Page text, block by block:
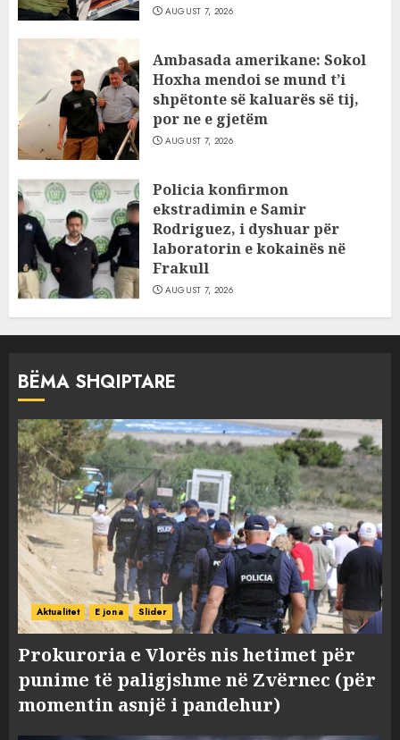
AUGUST 7, 2026
Ambasada amerikane: Sokol
Hoxha mendoi se mund t’i
shpëtonte së kaluarës së tij,
por ne e gjetëm
AUGUST 7, 2026
Policia konfirmon
ekstradimin e Samir
Rodriguez, i dyshuar për
laboratorin e kokainës në
Frakull
AUGUST 7, 2026
BËMA SHQIPTARE
Aktualitet E jona Slider
Prokuroria e Vlorës nis hetimet për
punime të paligjshme në Zvërnec (për
momentin asnjë i pandehur)